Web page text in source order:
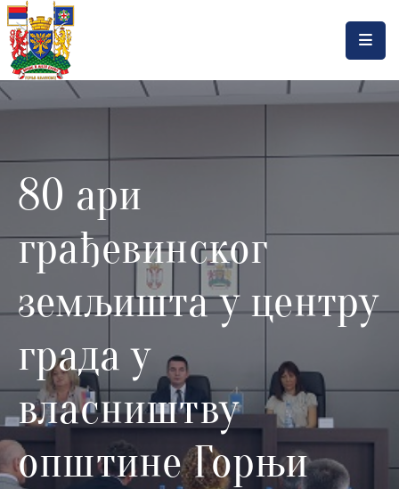
Насловна
Општинска
управа
Актуелности
Горњи
80 ари
грађевинског
земљишта у центру
града у
власништву
општине Горњи